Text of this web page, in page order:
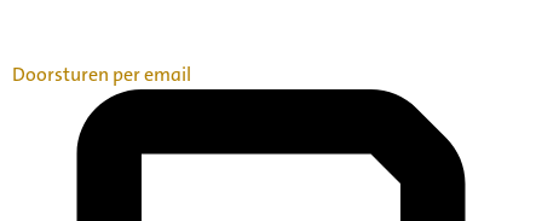
Doorsturen per email